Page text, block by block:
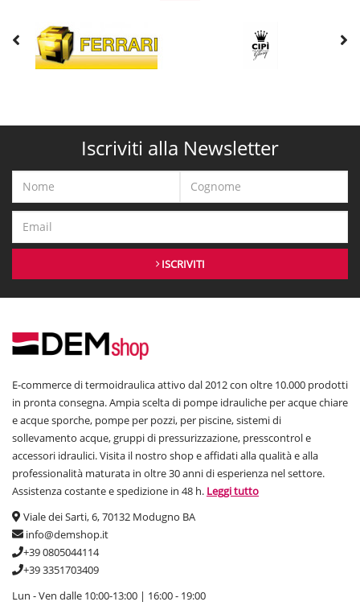
Iscriviti alla Newsletter
ISCRIVITI
E-commerce di termoidraulica attivo dal 2012 con oltre 10.000 prodotti
in pronta consegna. Ampia scelta di pompe idrauliche per acque chiare
e acque sporche, pompe per pozzi, per piscine, sistemi di
sollevamento acque, gruppi di pressurizzazione, presscontrol e
accessori idraulici. Visita il nostro shop e affidati alla qualità e alla
professionalità maturata in oltre 30 anni di esperienza nel settore.
Assistenza costante e spedizione in 48 h. Leggi tutto
Viale dei Sarti, 6, 70132 Modugno BA
info@demshop.it
+39 0805044114
+39 3351703409
Lun - Ven dalle 10:00-13:00 | 16:00 - 19:00